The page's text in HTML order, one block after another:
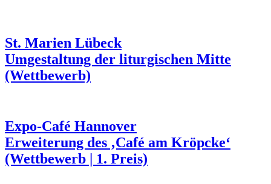
St. Marien Lübeck
Umgestaltung der liturgischen Mitte
(Wettbewerb)
Expo-Café Hannover
Erweiterung des ‚Café am Kröpcke‘
(Wettbewerb | 1. Preis)